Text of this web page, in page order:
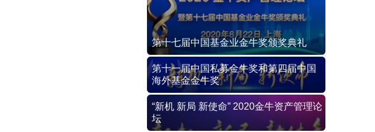
第十七届中国基金业金牛奖颁奖典礼
第十一届中国私募金牛奖和第四届中国
海外基金金牛奖
“新机 新局 新使命” 2020金牛资产管理论
坛